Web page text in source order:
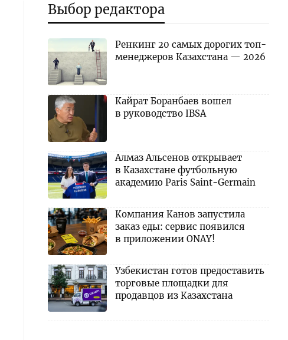
Выбор редактора
Ренкинг 20 самых дорогих топ-
менеджеров Казахстана — 2026
Кайрат Боранбаев вошел
в руководство IBSA
Алмаз Альсенов открывает
в Казахстане футбольную
академию Paris Saint-Germain
Компания Канов запустила
заказ еды: сервис появился
в приложении ONAY!
Узбекистан готов предоставить
торговые площадки для
продавцов из Казахстана